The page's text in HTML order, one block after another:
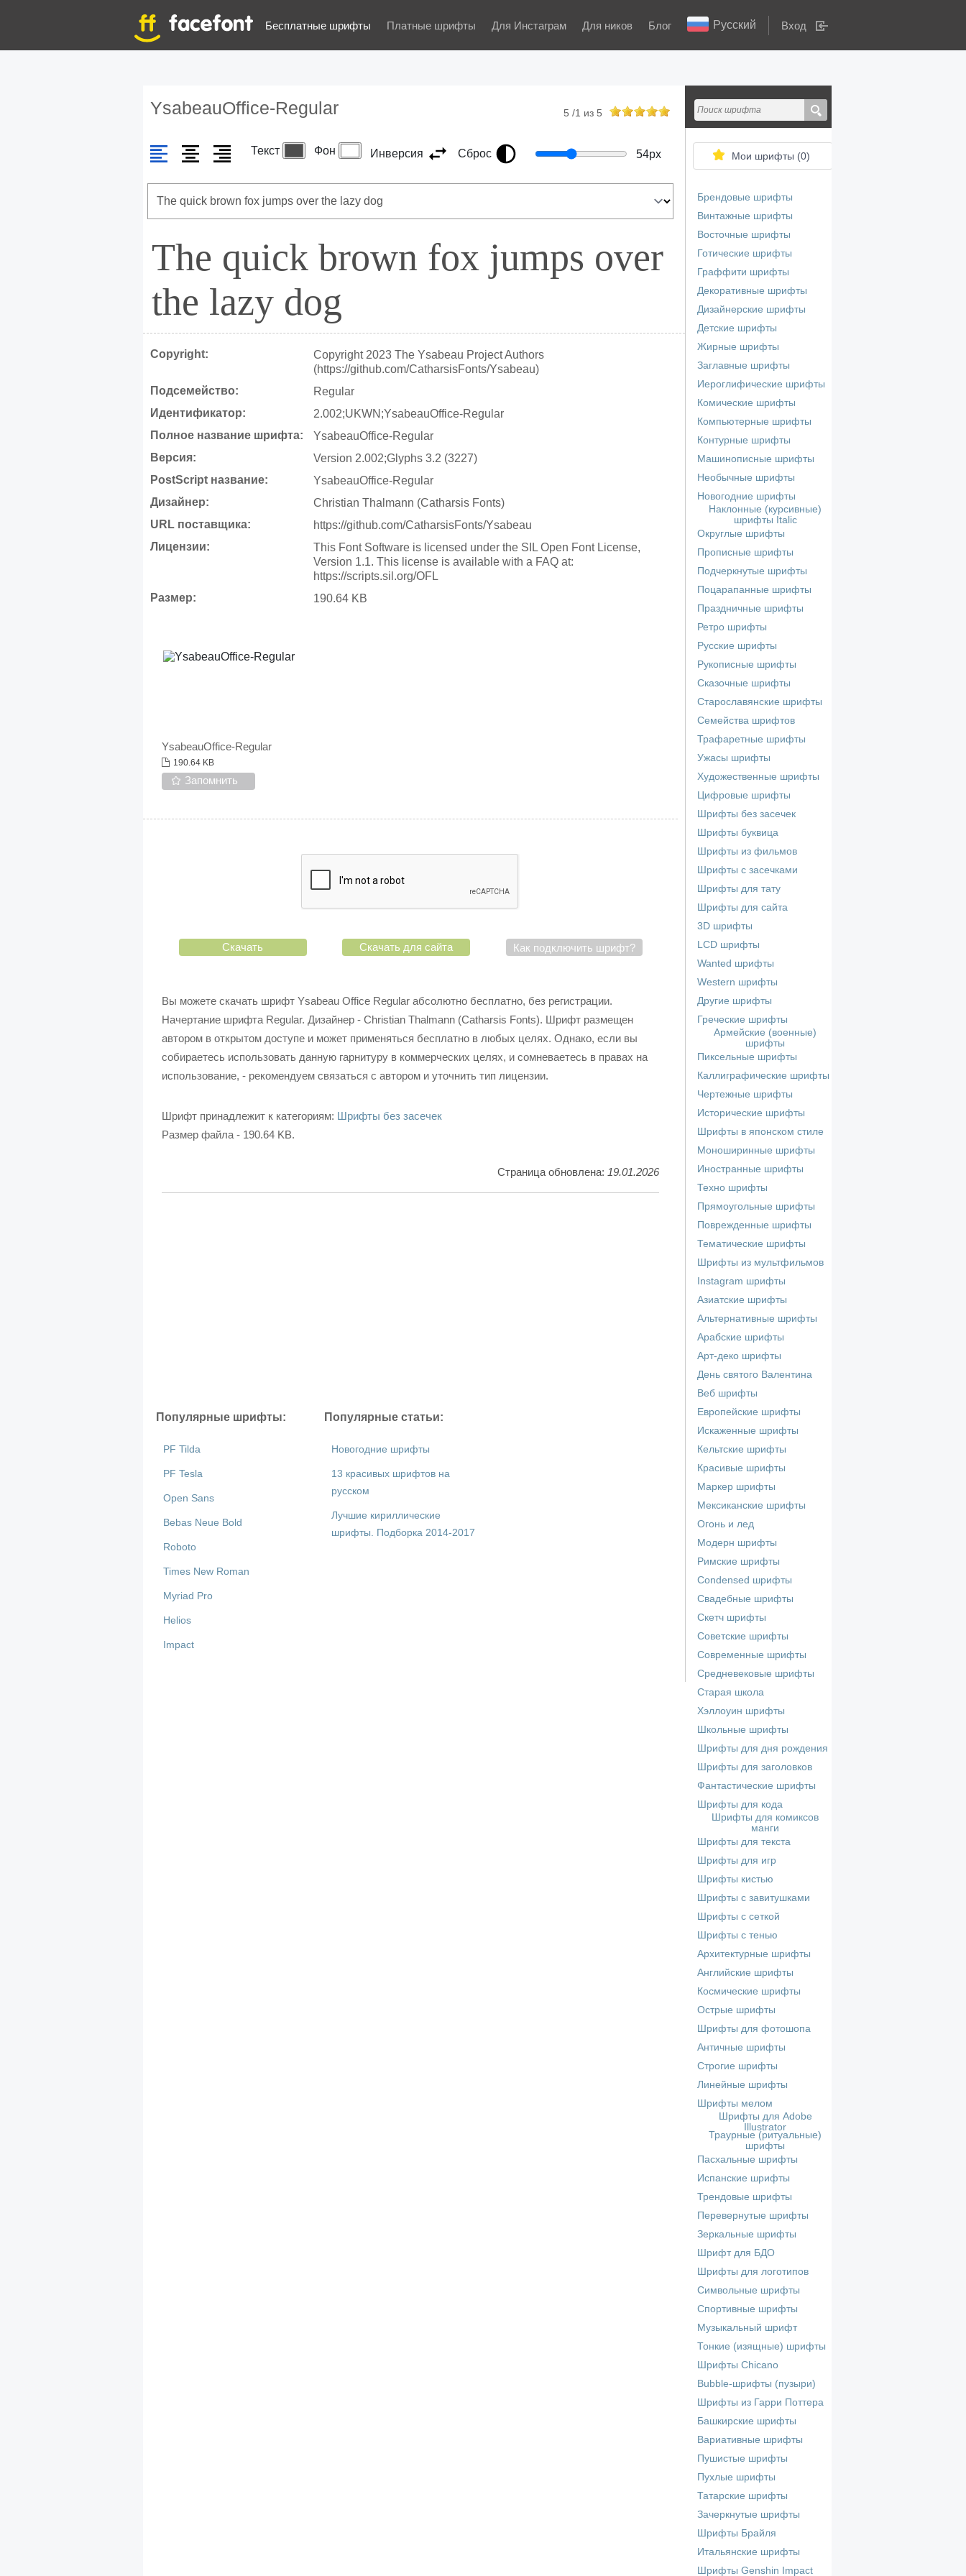
Бесплатные шрифты Платные шрифты Для Инстаграм Для ников Блог Русский Вход
YsabeauOffice-Regular 5 /1 из 5
Текст Фон Инверсия Сброс 54px
The quick brown fox jumps over
the lazy dog
Copyright:
Copyright 2023 The Ysabeau Project Authors
(https://github.com/CatharsisFonts/Ysabeau)
Подсемейство:
Regular
Идентификатор:
2.002;UKWN;YsabeauOffice-Regular
Полное название шрифта:
YsabeauOffice-Regular
Версия:
Version 2.002;Glyphs 3.2 (3227)
PostScript название:
YsabeauOffice-Regular
Дизайнер:
Christian Thalmann (Catharsis Fonts)
URL поставщика:
https://github.com/CatharsisFonts/Ysabeau
Лицензии:
This Font Software is licensed under the SIL Open Font License,
Version 1.1. This license is available with a FAQ at:
https://scripts.sil.org/OFL
Размер:
190.64 KB
YsabeauOffice-Regular
190.64 KB
Запомнить
Скачать Скачать для сайта Как подключить шрифт?
Вы можете скачать шрифт Ysabeau Office Regular абсолютно бесплатно, без регистрации.
Начертание шрифта Regular. Дизайнер - Christian Thalmann (Catharsis Fonts). Шрифт размещен
автором в открытом доступе и может применяться бесплатно в любых целях. Однако, если вы
собираетесь использовать данную гарнитуру в коммерческих целях, и сомневаетесь в правах на
использование, - рекомендуем связаться с автором и уточнить тип лицензии.
Шрифт принадлежит к категориям: Шрифты без засечек
Размер файла - 190.64 KB.
Страница обновлена: 19.01.2026
Популярные шрифты:
PF Tilda
PF Tesla
Open Sans
Bebas Neue Bold
Roboto
Times New Roman
Myriad Pro
Helios
Impact
Популярные статьи:
Новогодние шрифты
13 красивых шрифтов на
русском
Лучшие кириллические
шрифты. Подборка 2014-2017
Мои шрифты (0)
Брендовые шрифты
Винтажные шрифты
Восточные шрифты
Готические шрифты
Граффити шрифты
Декоративные шрифты
Дизайнерские шрифты
Детские шрифты
Жирные шрифты
Заглавные шрифты
Иероглифические шрифты
Комические шрифты
Компьютерные шрифты
Контурные шрифты
Машинописные шрифты
Необычные шрифты
Новогодние шрифты
Наклонные (курсивные)
шрифты Italic
Округлые шрифты
Прописные шрифты
Подчеркнутые шрифты
Поцарапанные шрифты
Праздничные шрифты
Ретро шрифты
Русские шрифты
Рукописные шрифты
Сказочные шрифты
Старославянские шрифты
Семейства шрифтов
Трафаретные шрифты
Ужасы шрифты
Художественные шрифты
Цифровые шрифты
Шрифты без засечек
Шрифты буквица
Шрифты из фильмов
Шрифты с засечками
Шрифты для тату
Шрифты для сайта
3D шрифты
LCD шрифты
Wanted шрифты
Western шрифты
Другие шрифты
Греческие шрифты
Армейские (военные)
шрифты
Пиксельные шрифты
Каллиграфические шрифты
Чертежные шрифты
Исторические шрифты
Шрифты в японском стиле
Моноширинные шрифты
Иностранные шрифты
Техно шрифты
Прямоугольные шрифты
Поврежденные шрифты
Тематические шрифты
Шрифты из мультфильмов
Instagram шрифты
Азиатские шрифты
Альтернативные шрифты
Арабские шрифты
Арт-деко шрифты
День святого Валентина
Веб шрифты
Европейские шрифты
Искаженные шрифты
Кельтские шрифты
Красивые шрифты
Маркер шрифты
Мексиканские шрифты
Огонь и лед
Модерн шрифты
Римские шрифты
Сondensed шрифты
Свадебные шрифты
Скетч шрифты
Советские шрифты
Современные шрифты
Средневековые шрифты
Старая школа
Хэллоуин шрифты
Школьные шрифты
Шрифты для дня рождения
Шрифты для заголовков
Фантастические шрифты
Шрифты для кода
Шрифты для комиксов
манги
Шрифты для текста
Шрифты для игр
Шрифты кистью
Шрифты с завитушками
Шрифты с сеткой
Шрифты с тенью
Архитектурные шрифты
Английские шрифты
Космические шрифты
Острые шрифты
Шрифты для фотошопа
Античные шрифты
Строгие шрифты
Линейные шрифты
Шрифты мелом
Шрифты для Adobe
Illustrator
Траурные (ритуальные)
шрифты
Пасхальные шрифты
Испанские шрифты
Трендовые шрифты
Перевернутые шрифты
Зеркальные шрифты
Шрифт для БДО
Шрифты для логотипов
Символьные шрифты
Спортивные шрифты
Музыкальный шрифт
Тонкие (изящные) шрифты
Шрифты Chicano
Bubble-шрифты (пузыри)
Шрифты из Гарри Поттера
Башкирские шрифты
Вариативные шрифты
Пушистые шрифты
Пухлые шрифты
Татарские шрифты
Зачеркнутые шрифты
Шрифты Брайля
Итальянские шрифты
Шрифты Genshin Impact